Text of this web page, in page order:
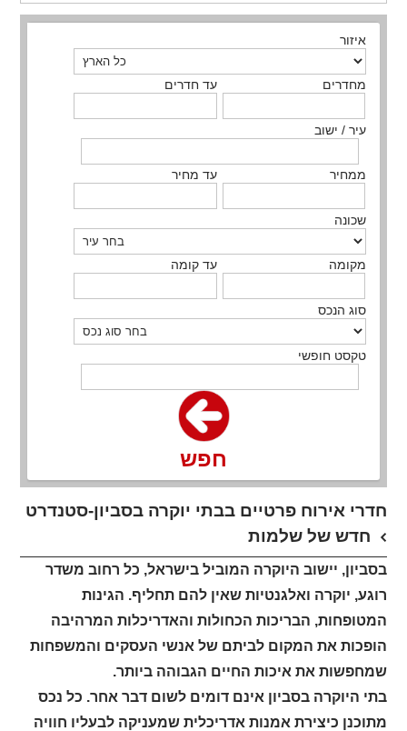
איזור
מחדרים עד חדרים
עיר / ישוב
ממחיר עד מחיר
שכונה
מקומה עד קומה
סוג הנכס
טקסט חופשי
חפש
חדרי אירוח פרטיים בבתי יוקרה בסביון-סטנדרט
חדש של שלמות
בסביון, יישוב היוקרה המוביל בישראל, כל רחוב משדר
רוגע, יוקרה ואלגנטיות שאין להם תחליף. הגינות
המטופחות, הבריכות הכחולות והאדריכלות המרהיבה
הופכות את המקום לביתם של אנשי העסקים והמשפחות
שמחפשות את איכות החיים הגבוהה ביותר.
בתי היוקרה בסביון אינם דומים לשום דבר אחר. כל נכס
מתוכנן כיצירת אמנות אדריכלית שמעניקה לבעליו חוויה